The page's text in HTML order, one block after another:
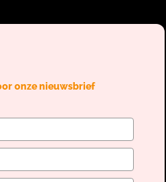
onze nieuwsbrief